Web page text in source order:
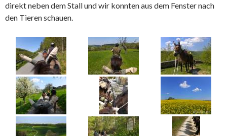
direkt neben dem Stall und wir konnten aus dem Fenster nach
den Tieren schauen.